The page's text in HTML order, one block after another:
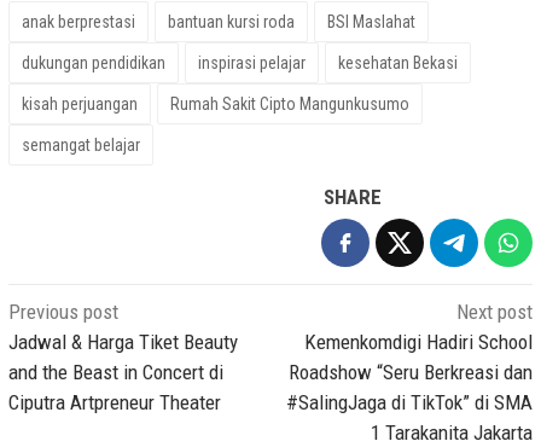
anak berprestasi bantuan kursi roda BSI Maslahat
dukungan pendidikan inspirasi pelajar kesehatan Bekasi
kisah perjuangan Rumah Sakit Cipto Mangunkusumo
semangat belajar
SHARE
Post
navigation
Previous post
Jadwal & Harga Tiket Beauty
and the Beast in Concert di
Ciputra Artpreneur Theater
Next post
Kemenkomdigi Hadiri School
Roadshow “Seru Berkreasi dan
#SalingJaga di TikTok” di SMA
1 Tarakanita Jakarta